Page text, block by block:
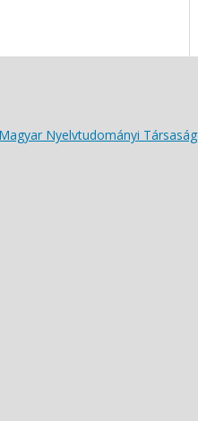
Magyar Nyelvtudományi Társaság